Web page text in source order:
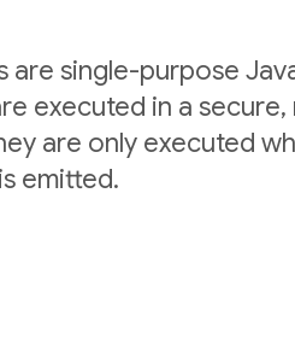
are single-purpose
executed in a secure,
are only executed
emitted.